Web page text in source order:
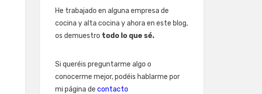
He trabajado en alguna empresa de
cocina y alta cocina y ahora en este blog,
os demuestro todo lo que sé.
Si queréis preguntarme algo o
conocerme mejor, podéis hablarme por
mi página de contacto